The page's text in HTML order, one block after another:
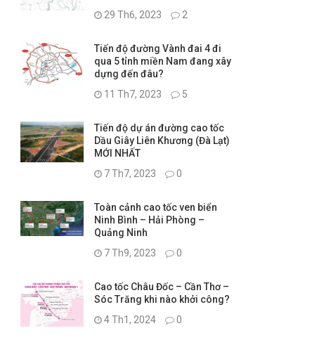
29 Th6, 2023 2
Tiến độ đường Vành đai 4 đi
qua 5 tỉnh miền Nam đang xây
dựng đến đâu?
11 Th7, 2023
5
Tiến độ dự án đường cao tốc
Dầu Giây Liên Khương (Đà Lạt)
MỚI NHẤT
7 Th7, 2023
0
Toàn cảnh cao tốc ven biển
Ninh Bình – Hải Phòng –
Quảng Ninh
7 Th9, 2023
0
Cao tốc Châu Đốc – Cần Thơ –
Sóc Trăng khi nào khởi công?
4 Th1, 2024
0